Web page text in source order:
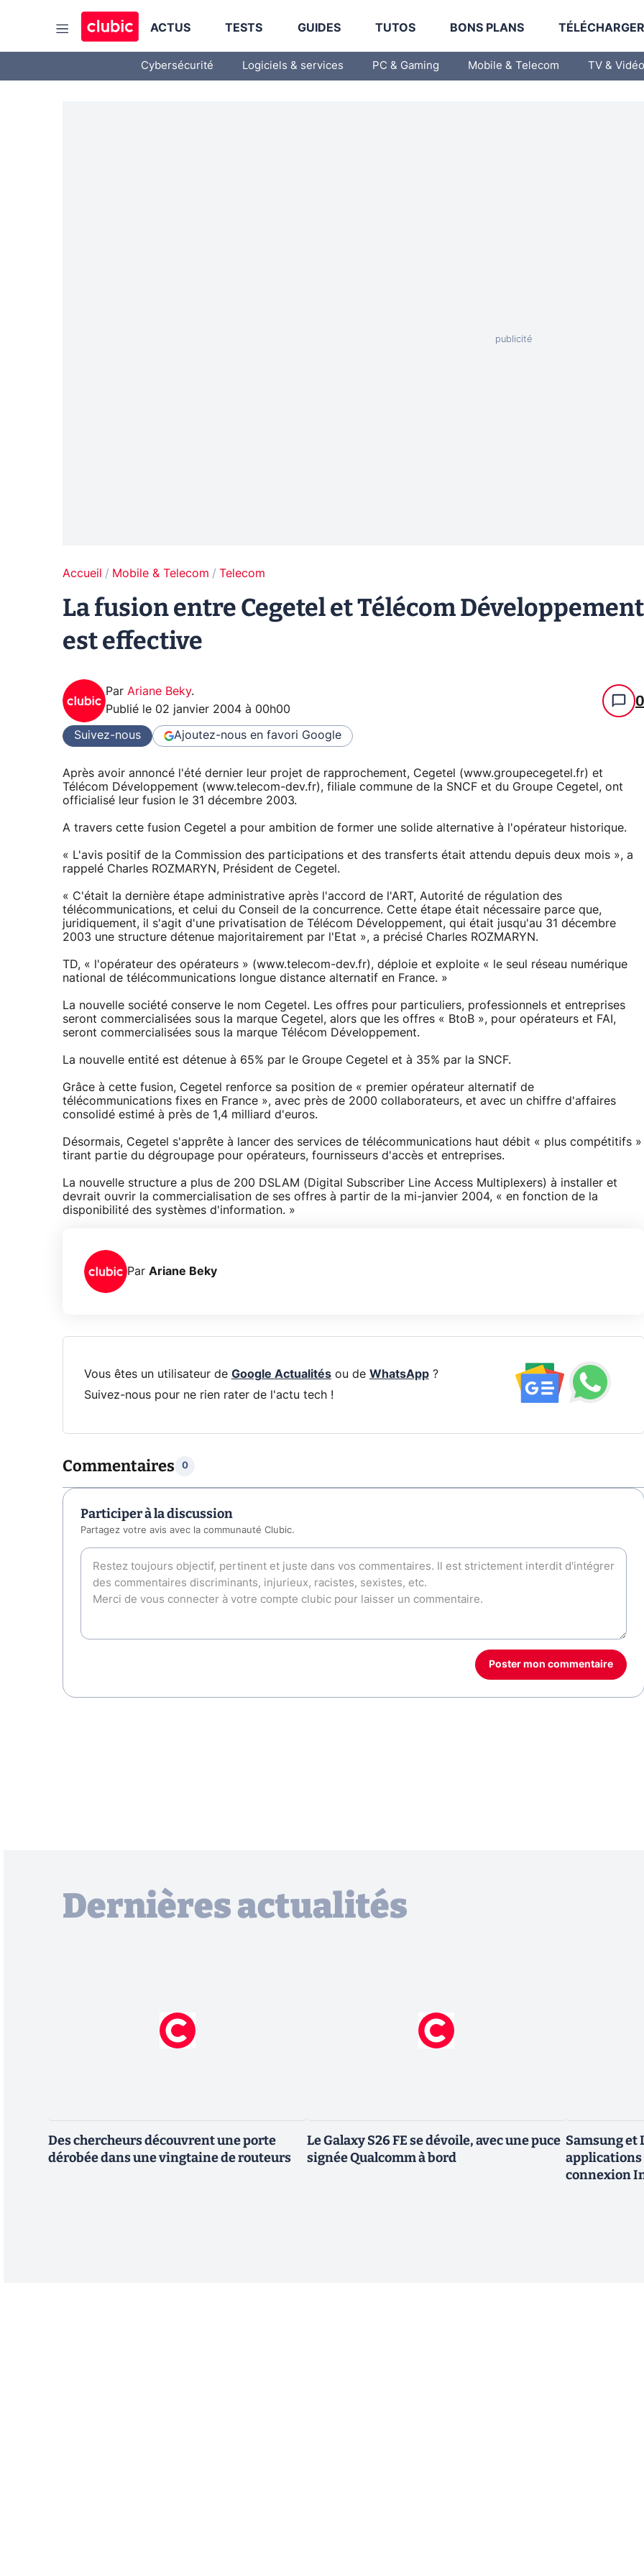
ACTUS TESTS GUIDES TUTOS BONS PLANS
Cybersécurité Logiciels & services PC & Gaming Mobile & Telecom TV & Vidéo
Accueil Mobile & Telecom Telecom
La fusion entre Cegetel et Télécom Développement
est effective
Par Ariane Beky.
Publié le 02 janvier 2004 à 00h00 0
Suivez-nous Ajoutez-nous en favori Google
Après avoir annoncé l'été dernier leur projet de rapprochement, Cegetel (www.groupecegetel.fr) et
Télécom Développement (www.telecom-dev.fr), filiale commune de la SNCF et du Groupe Cegetel, ont
officialisé leur fusion le 31 décembre 2003.
A travers cette fusion Cegetel a pour ambition de former une solide alternative à l'opérateur historique.
« L'avis positif de la Commission des participations et des transferts était attendu depuis deux mois », a
rappelé Charles ROZMARYN, Président de Cegetel.
« C'était la dernière étape administrative après l'accord de l'ART, Autorité de régulation des
télécommunications, et celui du Conseil de la concurrence. Cette étape était nécessaire parce que,
juridiquement, il s'agit d'une privatisation de Télécom Développement, qui était jusqu'au 31 décembre
2003 une structure détenue majoritairement par l'Etat », a précisé Charles ROZMARYN.
TD, « l'opérateur des opérateurs » (www.telecom-dev.fr), déploie et exploite « le seul réseau numérique
national de télécommunications longue distance alternatif en France. »
La nouvelle société conserve le nom Cegetel. Les offres pour particuliers, professionnels et entreprises
seront commercialisées sous la marque Cegetel, alors que les offres « BtoB », pour opérateurs et FAI,
seront commercialisées sous la marque Télécom Développement.
La nouvelle entité est détenue à 65% par le Groupe Cegetel et à 35% par la SNCF.
Grâce à cette fusion, Cegetel renforce sa position de « premier opérateur alternatif de
télécommunications fixes en France », avec près de 2000 collaborateurs, et avec un chiffre d'affaires
consolidé estimé à près de 1,4 milliard d'euros.
Désormais, Cegetel s'apprête à lancer des services de télécommunications haut débit « plus compétitifs »
tirant partie du dégroupage pour opérateurs, fournisseurs d'accès et entreprises.
La nouvelle structure a plus de 200 DSLAM (Digital Subscriber Line Access Multiplexers) à installer et
devrait ouvrir la commercialisation de ses offres à partir de la mi-janvier 2004, « en fonction de la
disponibilité des systèmes d'information. »
Par Ariane Beky
Vous êtes un utilisateur de Google Actualitésou de WhatsApp?
Suivez-nous pour ne rien rater de l'actu tech !
Commentaires 0
Participer à la discussion
Partagez votre avis avec la communauté Clubic.
Poster mon commentaire
Dernières actualités
Des chercheurs découvrent une porte
dérobée dans une vingtaine de routeurs
Le Galaxy S26 FE se dévoile, avec une puce
signée Qualcomm à bord
Samsung et
applications
connexion